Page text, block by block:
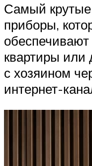
Самый крутые
приборы,
обеспечивают
квартиры или
с хозяином
интернет-